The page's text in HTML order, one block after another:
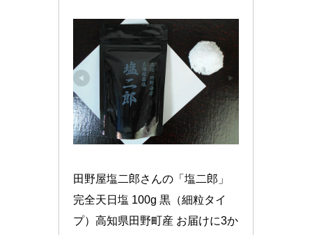
田野屋塩二郎さんの「塩二郎」
完全天日塩 100g 黒（細粒タイ
プ）高知県田野町産 お届けに3か